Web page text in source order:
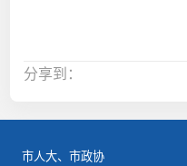
分享到：
市人大、市政协